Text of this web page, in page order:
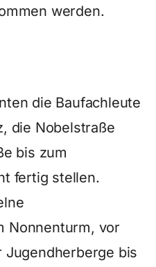
werden.
die Baufachleute
die Nobelstraße
bis zum
fertig stellen.
Nonnenturm, vor
Jugendherberge bis